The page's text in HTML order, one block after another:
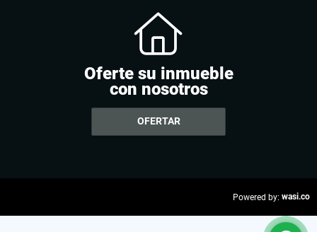
Oferte su inmueble
con nosotros
OFERTAR
Powered by: wasi.co